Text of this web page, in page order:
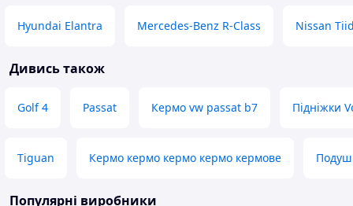
Hyundai Elantra Mercedes-Benz R-Class Nissan
Дивись також
Golf 4 Passat Кермо vw passat b7 Підніжки
Tiguan Кермо кермо кермо кермо кермове
Популярні виробники